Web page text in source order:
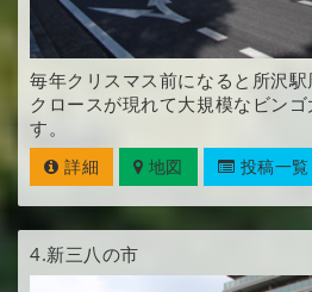
毎年クリスマス前になると所沢
クロースが現れて大規模なビン
す。
詳細 地図 投稿一覧
4.新三八の市